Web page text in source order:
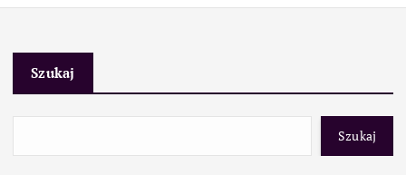
Szukaj
Szukaj